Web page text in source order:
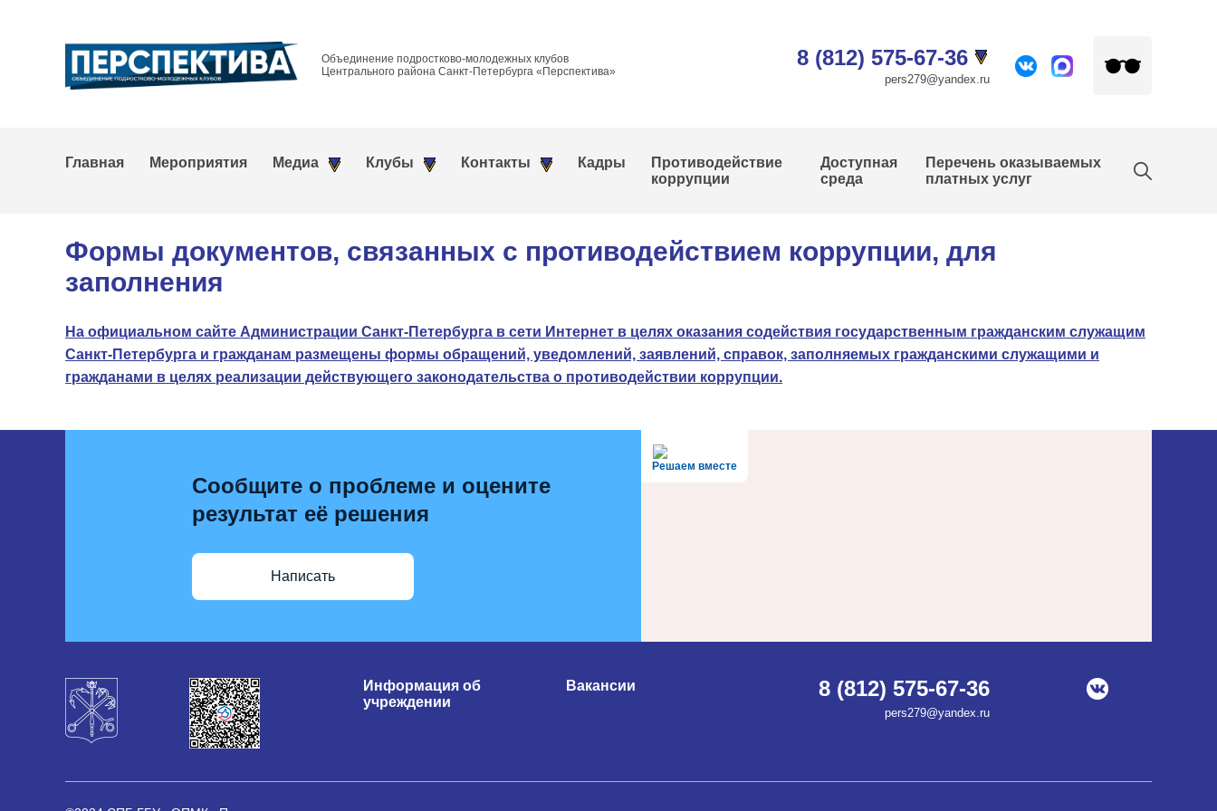
Объединение подростково-молодежных клубов
Центрального района Санкт-Петербурга «Перспектива»
8 (812) 575-67-36
pers279@yandex.ru
Главная Мероприятия Медиа Клубы Контакты Кадры
Противодействие
коррупции
Доступная
среда
Перечень оказываемых
платных услуг
Формы документов, связанных с противодействием коррупции, для
заполнения
На официальном сайте Администрации Санкт-Петербурга в сети Интернет в целях оказания содействия государственным гражданским служащим
Санкт-Петербурга и гражданам размещены формы обращений, уведомлений, заявлений, справок, заполняемых гражданскими служащими и
гражданами в целях реализации действующего законодательства о противодействии коррупции.
Решаем вместе
Сообщите о проблеме и оцените
результат её решения
Написать
Информация об
учреждении
Вакансии 8 (812) 575-67-36
pers279@yandex.ru